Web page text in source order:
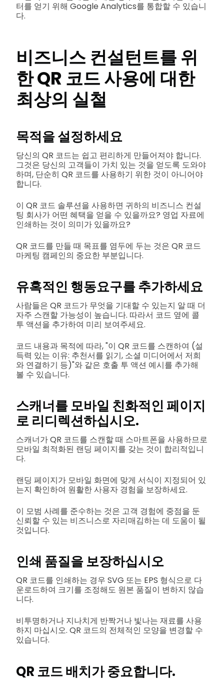
터를 얻기 위해 Google Analytics를 통합할 수 있습니
다.
비즈니스 컨설턴트를 위
한 QR 코드 사용에 대한
최상의 실첱
목적을 설정하세요
당신의 QR 코드는 쉽고 편리하게 만들어져야 합니다.
그것은 당신의 고객들이 가치 있는 것을 얻도록 도와야
하며, 단순히 QR 코드를 사용하기 위한 것이 아니어야
합니다.
이 QR 코드 솔루션을 사용하면 귀하의 비즈니스 컨설
팅 회사가 어떤 혜택을 얻을 수 있을까요? 영업 자료에
인쇄하는 것이 의미가 있을까요?
QR 코드를 만들 때 목표를 염두에 두는 것은 QR 코드
마케팅 캠페인의 중요한 부분입니다.
유혹적인 행동요구를 추가하세요
사람들은 QR 코드가 무엇을 기대할 수 있는지 알 때 더
자주 스캔할 가능성이 높습니다. 따라서 코드 옆에 콜
투 액션을 추가하여 미리 보여주세요.
코드 내용과 목적에 따라, "이 QR 코드를 스캔하여 (설
득력 있는 이유: 추천서를 읽기, 소셜 미디어에서 저희
와 연결하기 등)"와 같은 호출 투 액션 예시를 추가해
볼 수 있습니다.
스캐너를 모바일 친화적인 페이지
로 리디렉션하십시오.
스캐너가 QR 코드를 스캔할 때 스마트폰을 사용하므로
모바일 최적화된 랜딩 페이지를 갖는 것이 합리적입니
다.
랜딩 페이지가 모바일 화면에 맞게 서식이 지정되어 있
는지 확인하여 원활한 사용자 경험을 보장하세요.
이 모범 사례를 준수하는 것은 고객 경험에 중점을 둔
신뢰할 수 있는 비즈니스로 자리매김하는 데 도움이 될
것입니다.
인쇄 품질을 보장하십시오
QR 코드를 인쇄하는 경우 SVG 또는 EPS 형식으로 다
운로드하여 크기를 조정해도 원본 품질이 변하지 않습
니다.
비투명하거나 지나치게 반짝거나 빛나는 재료를 사용
하지 마십시오. QR 코드의 전체적인 모양을 변경할 수
있습니다.
QR 코드 배치가 중요합니다.